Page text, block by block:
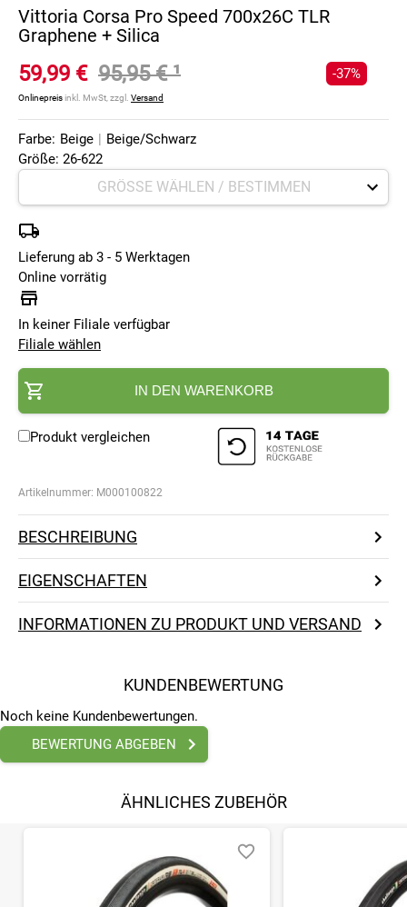
Vittoria Corsa Pro Speed 700x26C TLR
Graphene + Silica
59,99 € 95,95 €¹
Onlinepreisinkl. MwSt, zzgl. Versand
-37%
Farbe: Beige | Beige/Schwarz
Größe: 26-622
Lieferung ab 3 - 5 Werktagen
Online vorrätig
In keiner Filiale verfügbar
Filiale wählen
IN DEN WARENKORB
Produkt vergleichen
Artikelnummer: M000100822
BESCHREIBUNG
EIGENSCHAFTEN
INFORMATIONEN ZU PRODUKT UND VERSAND
KUNDENBEWERTUNG
Noch keine Kundenbewertungen.
BEWERTUNG ABGEBEN
ÄHNLICHES ZUBEHÖR